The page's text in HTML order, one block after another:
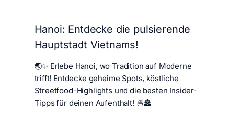
Hanoi: Entdecke die pulsierende
Hauptstadt Vietnams!
🌏✨ Erlebe Hanoi, wo Tradition auf Moderne
trifft! Entdecke geheime Spots, köstliche
Streetfood-Highlights und die besten Insider-
Tipps für deinen Aufenthalt! 🍜🏯